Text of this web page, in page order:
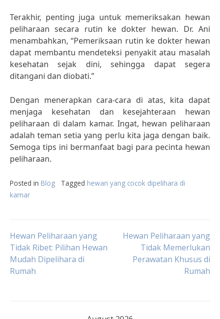
Terakhir, penting juga untuk memeriksakan hewan
peliharaan secara rutin ke dokter hewan. Dr. Ani
menambahkan, “Pemeriksaan rutin ke dokter hewan
dapat membantu mendeteksi penyakit atau masalah
kesehatan sejak dini, sehingga dapat segera
ditangani dan diobati.”
Dengan menerapkan cara-cara di atas, kita dapat
menjaga kesehatan dan kesejahteraan hewan
peliharaan di dalam kamar. Ingat, hewan peliharaan
adalah teman setia yang perlu kita jaga dengan baik.
Semoga tips ini bermanfaat bagi para pecinta hewan
peliharaan.
Posted in Blog Tagged hewan yang cocok dipelihara di
kamar
Post
navigation
Hewan Peliharaan yang
Tidak Ribet: Pilihan Hewan
Mudah Dipelihara di
Rumah
Hewan Peliharaan yang
Tidak Memerlukan
Perawatan Khusus di
Rumah